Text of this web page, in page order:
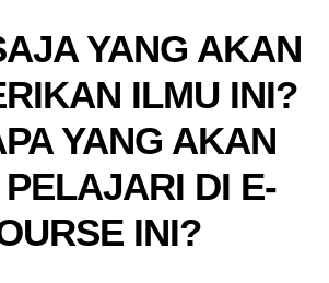
YANG AKAN
ILMU INI?
YANG AKAN
DI E-
INI?